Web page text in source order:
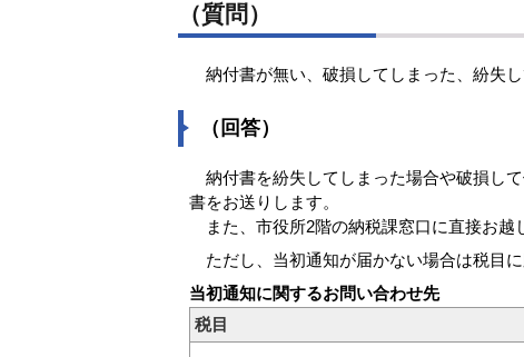
（質問）
納付書が無い、破損してしまった、紛失
（回答）
納付書を紛失してしまった場合や破損し
書をお送りします。
また、市役所2階の納税課窓口に直接お越
ただし、当初通知が届かない場合は税目
当初通知に関するお問い合わせ先
税目